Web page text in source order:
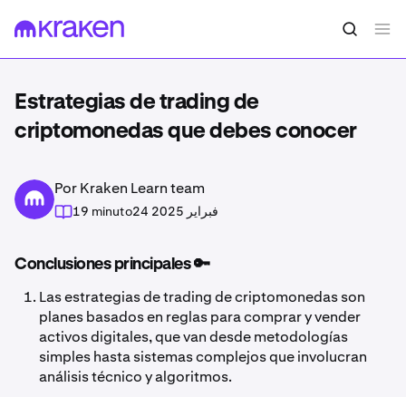
Estrategias de trading de
criptomonedas que debes conocer
Por Kraken Learn team
19 minuto 24 فبراير 2025
Conclusiones principales 🔑
Las estrategias de trading de criptomonedas son
planes basados en reglas para comprar y vender
activos digitales, que van desde metodologías
simples hasta sistemas complejos que involucran
análisis técnico y algoritmos.